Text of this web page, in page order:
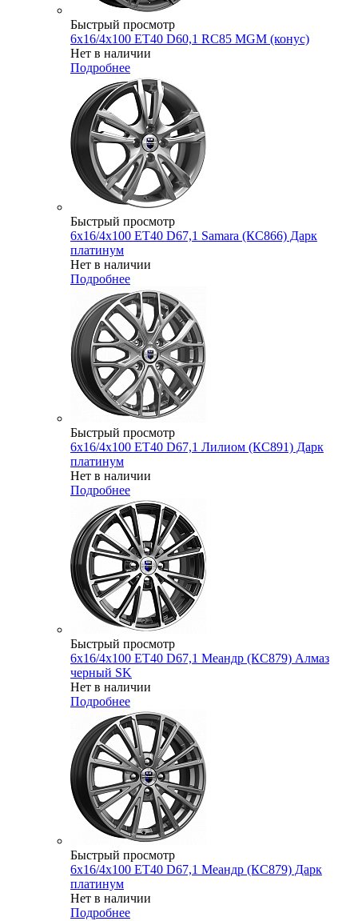
Быстрый просмотр
6x16/4x100 ET40 D60,1 RC85 MGM (конус)
Нет в наличии
Подробнее
Быстрый просмотр
6x16/4x100 ET40 D67,1 Samara (КС866) Дарк
платинум
Нет в наличии
Подробнее
Быстрый просмотр
6x16/4x100 ET40 D67,1 Лилиом (КС891) Дарк
платинум
Нет в наличии
Подробнее
Быстрый просмотр
6x16/4x100 ET40 D67,1 Меандр (КС879) Алмаз
черный SK
Нет в наличии
Подробнее
Быстрый просмотр
6x16/4x100 ET40 D67,1 Меандр (КС879) Дарк
платинум
Нет в наличии
Подробнее